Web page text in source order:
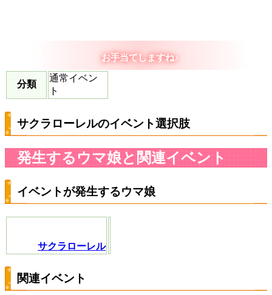
お手当てしますね♪
分類
通常イベン
ト
サクラローレルのイベント選択肢
発生するウマ娘と関連イベント
イベントが発生するウマ娘
サクラローレル
関連イベント